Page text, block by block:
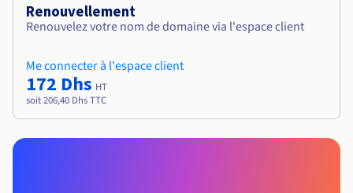
Renouvellement
Renouvelez votre nom de domaine via l'espace client
Me connecter à l'espace client
172 Dhs HT
soit 206,40 Dhs TTC